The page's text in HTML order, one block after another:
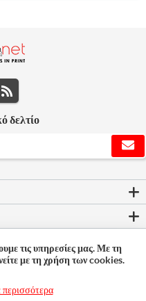
δελτίο
τις υπηρεσίες μας. Με τη
με τη χρήση των cookies.